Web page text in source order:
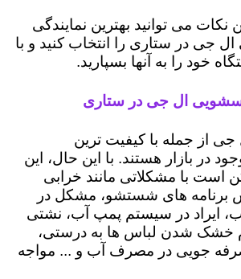
نکات می توانید بهترین نمایندگی
ال جی در ستاری را انتخاب کنید و با
خود را به آنها بسپارید.
ال جی در ستاری
از جمله با کیفیت ترین
در بازار هستند. با این حال، این
است با مشکلاتی مانند خرابی
برنامه های شستشو، مشکل در
ایراد در سیستم پمپ آب، نشتی
خشک شدن لباس ها به درستی،
جویی در مصرف آب و ... مواجه